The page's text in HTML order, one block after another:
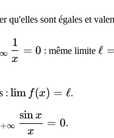
x}{x} \leq
{x}
qu'elles sont égales et
∞
x
1
= 0 : même limite
\ell
=
ℓ
: \lim
=
lim f(x) = ℓ.
+∞
x
sinx
= 0.